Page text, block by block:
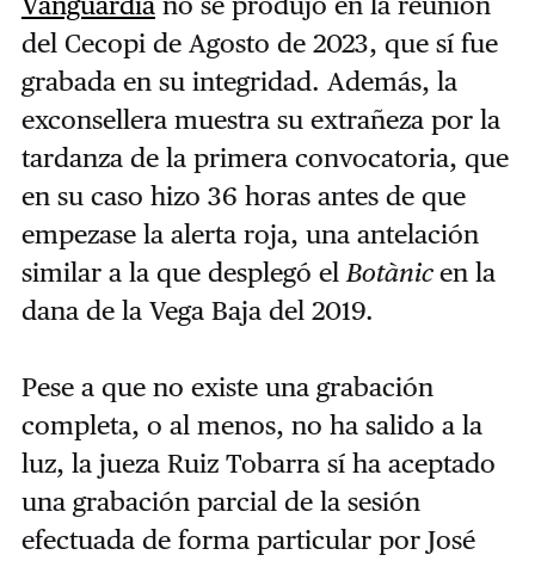
del Cecopi de Agosto de 2023, que sí fue
grabada en su integridad. Además, la
exconsellera muestra su extrañeza por la
tardanza de la primera convocatoria, que
en su caso hizo 36 horas antes de que
empezase la alerta roja, una antelación
similar a la que desplegó elBotànicen la
dana de la Vega Baja del 2019.
Pese a que no existe una grabación
completa, o al menos, no ha salido a la
luz, la jueza Ruiz Tobarra sí ha aceptado
una grabación parcial de la sesión
efectuada de forma particular por José